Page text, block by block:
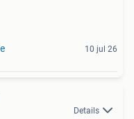
10 jul 26
Details